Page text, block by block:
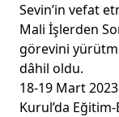
Sevin’in vefat
Mali İşlerden
görevini
dâhil oldu.
18-19 Mart
Kurul’da Eğitim-